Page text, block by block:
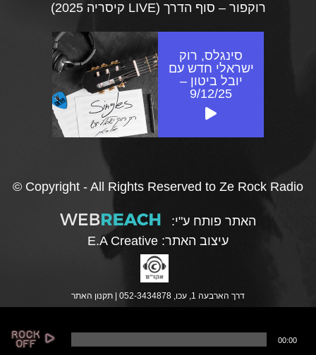
רוקפור – סוף הדרך (LIVE קיסריה 2025)
סינגלס, רוק
ישראלי חדש עם
יובל ביטון –
9/12/25
© Copyright - All Rights Reserved to Ze Rock Radio
האתר פותח ע"י:
עיצוב האתר: E.A Creative
דרך הארבעה 1, עכו, 052-3434878 | תקנון האתר
00:00